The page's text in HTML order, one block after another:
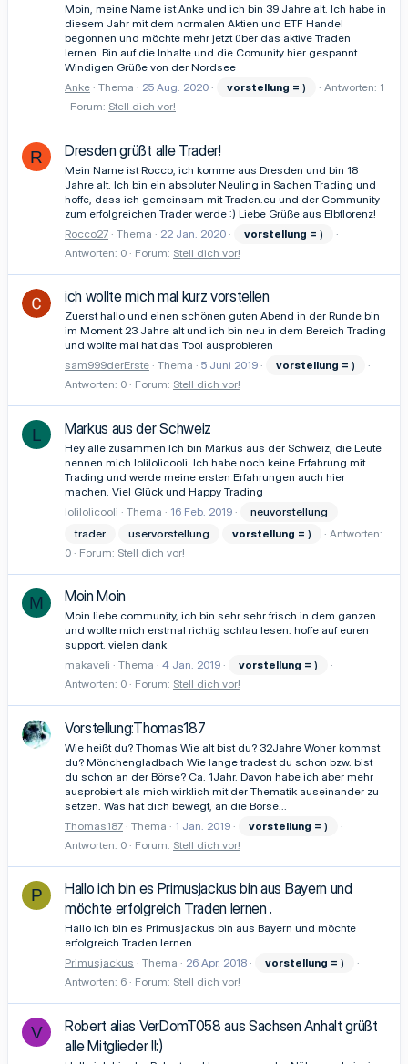
Moin, meine Name ist Anke und ich bin 39 Jahre alt. Ich habe in
diesem Jahr mit dem normalen Aktien und ETF Handel
begonnen und möchte mehr jetzt über das aktive Traden
lernen. Bin auf die Inhalte und die Comunity hier gespannt.
Windigen Grüße von der Nordsee
Anke Thema 25 Aug. 2020 vorstellung = )
Antworten: 1
Forum: Stell dich vor!
R Dresden grüßt alle Trader!
Mein Name ist Rocco, ich komme aus Dresden und bin 18
Jahre alt. Ich bin ein absoluter Neuling in Sachen Trading und
hoffe, dass ich gemeinsam mit Traden.eu und der Community
zum erfolgreichen Trader werde :) Liebe Grüße aus Elbflorenz!
Rocco27 Thema 22 Jan. 2020 vorstellung = )
Antworten: 0
Forum: Stell dich vor!
ich wollte mich mal kurz vorstellen
Zuerst hallo und einen schönen guten Abend in der Runde bin
im Moment 23 Jahre alt und ich bin neu in dem Bereich Trading
und wollte mal hat das Tool ausprobieren
sam999derErste Thema 5 Juni 2019 vorstellung = )
Antworten: 0
Forum: Stell dich vor!
L Markus aus der Schweiz
Hey alle zusammen Ich bin Markus aus der Schweiz, die Leute
nennen mich lolilolicooli. Ich habe noch keine Erfahrung mit
Trading und werde meine ersten Erfahrungen auch hier
machen. Viel Glück und Happy Trading
lolilolicooli
Thema 16 Feb. 2019
neuvorstellung
trader
uservorstellung vorstellung = )
Antworten:
0
Forum: Stell dich vor!
M Moin Moin
Moin liebe community, ich bin sehr sehr frisch in dem ganzen
und wollte mich erstmal richtig schlau lesen. hoffe auf euren
support. vielen dank
makaveli
Thema 4 Jan. 2019 vorstellung = )
Antworten: 0
Forum: Stell dich vor!
Vorstellung:Thomas187
Wie heißt du? Thomas Wie alt bist du? 32Jahre Woher kommst
du? Mönchengladbach Wie lange tradest du schon bzw. bist
du schon an der Börse? Ca. 1Jahr. Davon habe ich aber mehr
ausprobiert als mich wirklich mit der Thematik auseinander zu
setzen. Was hat dich bewegt, an die Börse...
Thomas187 Thema 1 Jan. 2019 vorstellung = )
Antworten: 0
Forum: Stell dich vor!
P
Hallo ich bin es Primusjackus bin aus Bayern und
möchte erfolgreich Traden lernen .
Hallo ich bin es Primusjackus bin aus Bayern und möchte
erfolgreich Traden lernen .
Primusjackus
Thema 26 Apr. 2018 vorstellung = )
Antworten: 6
Forum: Stell dich vor!
V
Robert alias VerDomT058 aus Sachsen Anhalt grüßt
alle Mitglieder !!:)